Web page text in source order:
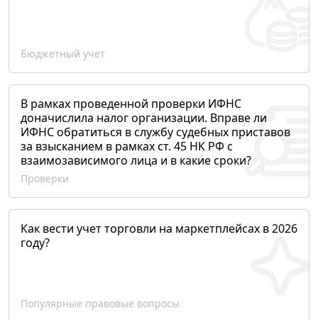
Бюджетный учет
В рамках проведенной проверки ИФНС
доначислила налог организации. Вправе ли
ИФНС обратиться в службу судебных приставов
за взысканием в рамках ст. 45 НК РФ с
взаимозависимого лица и в какие сроки?
Проверки
Как вести учет торговли на маркетплейсах в 2026
году?
Популярные правовые вопросы